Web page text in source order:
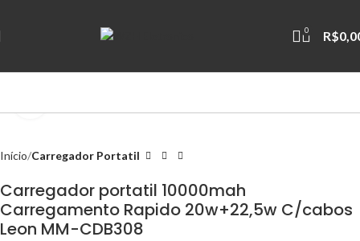
0 R$
Início Carregador Portatil
Carregador portatil 10000mah
Carregamento Rapido 20w+22,5w C/cabos
Leon MM-CDB308